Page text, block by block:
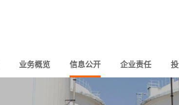
业务概览 信息公开 企业责任